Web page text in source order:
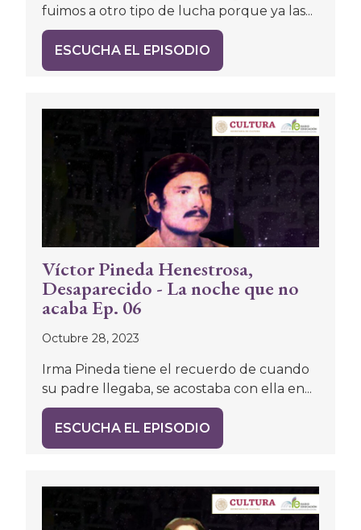
fuimos a otro tipo de lucha porque ya las...
ESCUCHA EL EPISODIO
Víctor Pineda Henestrosa,
Desaparecido - La noche que no
acaba Ep. 06
Octubre 28, 2023
Irma Pineda tiene el recuerdo de cuando
su padre llegaba, se acostaba con ella en...
ESCUCHA EL EPISODIO